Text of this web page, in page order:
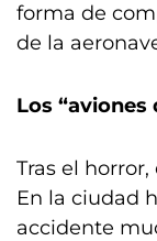
forma de
de la
Los “aviones
Tras el
En la ciudad
accidente